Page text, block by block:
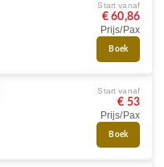
Start vanaf
€ 60,86
Prijs/Pax
Boek
Start vanaf
€ 53
Prijs/Pax
Boek